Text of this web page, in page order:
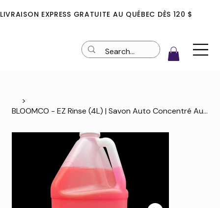
LIVRAISON EXPRESS GRATUITE AU QUÉBEC DÈS 120 $
>
BLOOMCO - EZ Rinse (4L) | Savon Auto Concentré Auto-Séchant Sans Traces